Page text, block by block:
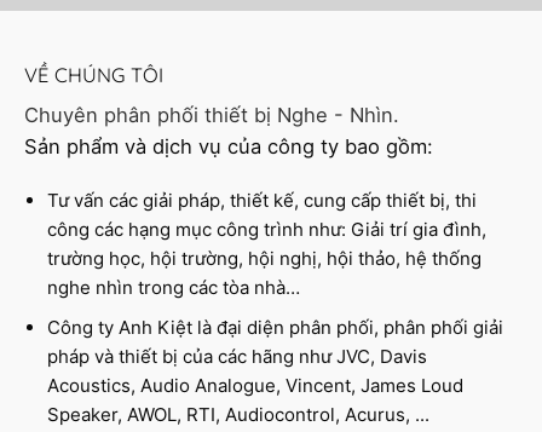
VỀ CHÚNG TÔI
Chuyên phân phối thiết bị Nghe - Nhìn.
Sản phẩm và dịch vụ của công ty bao gồm:
Tư vấn các giải pháp, thiết kế, cung cấp thiết bị, thi
công các hạng mục công trình như: Giải trí gia đình,
trường học, hội trường, hội nghị, hội thảo, hệ thống
nghe nhìn trong các tòa nhà…
Công ty Anh Kiệt là đại diện phân phối, phân phối giải
pháp và thiết bị của các hãng như JVC, Davis
Acoustics, Audio Analogue, Vincent, James Loud
Speaker, AWOL, RTI, Audiocontrol, Acurus, ...